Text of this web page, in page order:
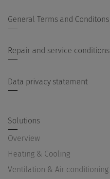
General Terms and Conditons
Repair and service conditions
Data privacy statement
Solutions
Overview
Heating & Cooling
Ventilation & Air conditioning